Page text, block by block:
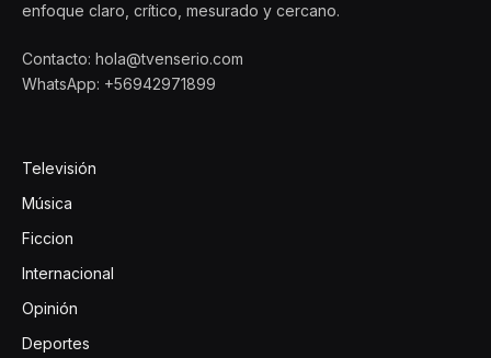
enfoque claro, crítico, mesurado y cercano.
Contacto: hola@tvenserio.com
WhatsApp: +56942971899
Televisión
Música
Ficcion
Internacional
Opinión
Deportes